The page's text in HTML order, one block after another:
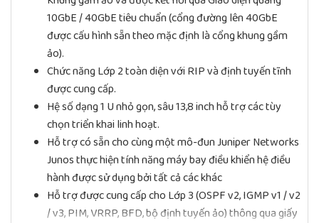
10GbE / 40GbE tiêu chuẩn (cổng đường lên 40GbE
được cấu hình sẵn theo mặc định là cổng khung gầm
ảo).
Chức năng Lớp 2 toàn diện với RIP và định tuyến tĩnh
được cung cấp.
Hệ số dạng 1 U nhỏ gọn, sâu 13,8 inch hỗ trợ các tùy
chọn triển khai linh hoạt.
Hỗ trợ có sẵn cho cùng một mô-đun Juniper Networks
Junos thực hiện tính năng máy bay điều khiển hệ điều
hành được sử dụng bởi tất cả các khác
Hỗ trợ được cung cấp cho Lớp 3 (OSPF v2, IGMP v1 / v2
/ v3, PIM, VRRP, BFD, bộ định tuyến ảo) thông qua giấy